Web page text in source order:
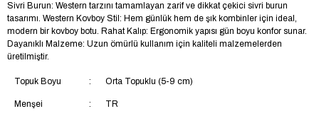
Sivri Burun: Western tarzını tamamlayan zarif ve dikkat çekici sivri burun
tasarımı. Western Kovboy Stil: Hem günlük hem de şık kombinler için ideal,
modern bir kovboy botu. Rahat Kalıp: Ergonomik yapısı gün boyu konfor sunar.
Dayanıklı Malzeme: Uzun ömürlü kullanım için kaliteli malzemelerden
üretilmiştir.
Topuk Boyu Orta Topuklu (5-9 cm)
Menşei TR